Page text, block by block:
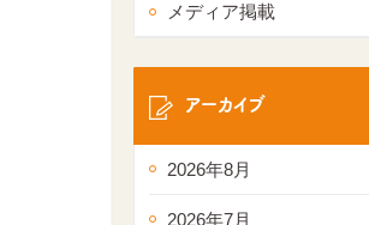
メディア掲載
アーカイブ
2026年8月
2026年7月